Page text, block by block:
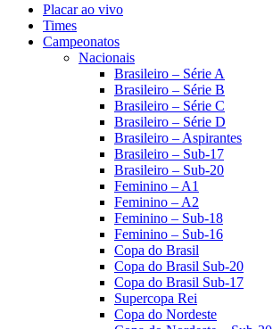
Placar ao vivo
Times
Campeonatos
Nacionais
Brasileiro – Série A
Brasileiro – Série B
Brasileiro – Série C
Brasileiro – Série D
Brasileiro – Aspirantes
Brasileiro – Sub-17
Brasileiro – Sub-20
Feminino – A1
Feminino – A2
Feminino – Sub-18
Feminino – Sub-16
Copa do Brasil
Copa do Brasil Sub-20
Copa do Brasil Sub-17
Supercopa Rei
Copa do Nordeste